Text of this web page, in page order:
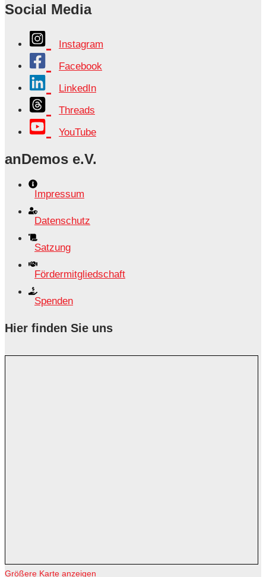
Social Media
Instagram
Facebook
LinkedIn
Threads
YouTube
anDemos e.V.
Impressum
Datenschutz
Satzung
Fördermitgliedschaft
Spenden
Hier finden Sie uns
Größere Karte anzeigen